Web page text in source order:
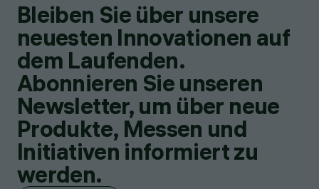
Bleiben Sie über unsere
neuesten Innovationen auf
dem Laufenden.
Abonnieren Sie unseren
Newsletter, um über neue
Produkte, Messen und
Initiativen informiert zu
werden.